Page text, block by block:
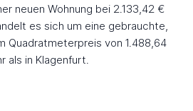
neuen Wohnung bei 2.133,42 €
es sich um eine gebrauchte,
Quadratmeterpreis von 1.488,64
als in Klagenfurt.